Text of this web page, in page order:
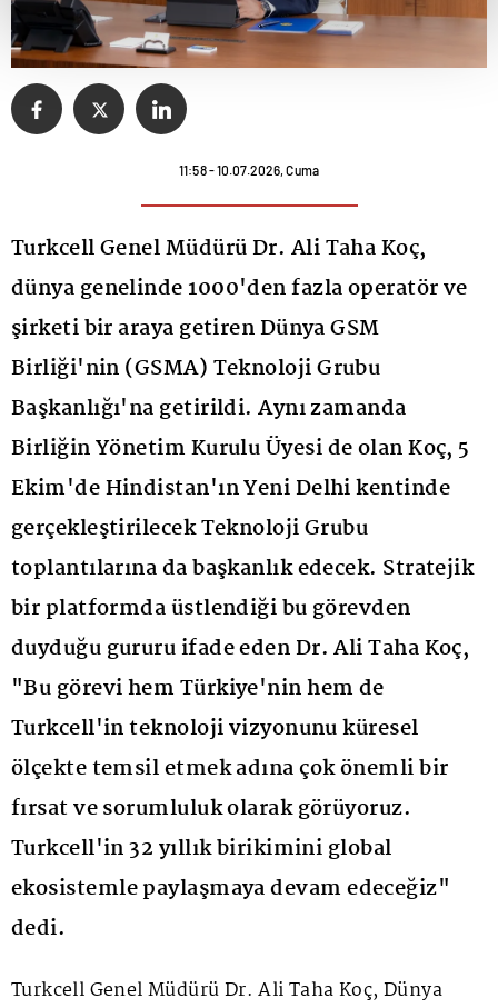
11:58 - 10.07.2026, Cuma
Turkcell Genel Müdürü Dr. Ali Taha Koç,
dünya genelinde 1000'den fazla operatör ve
şirketi bir araya getiren Dünya GSM
Birliği'nin (GSMA) Teknoloji Grubu
Başkanlığı'na getirildi. Aynı zamanda
Birliğin Yönetim Kurulu Üyesi de olan Koç, 5
Ekim'de Hindistan'ın Yeni Delhi kentinde
gerçekleştirilecek Teknoloji Grubu
toplantılarına da başkanlık edecek. Stratejik
bir platformda üstlendiği bu görevden
duyduğu gururu ifade eden Dr. Ali Taha Koç,
"Bu görevi hem Türkiye'nin hem de
Turkcell'in teknoloji vizyonunu küresel
ölçekte temsil etmek adına çok önemli bir
fırsat ve sorumluluk olarak görüyoruz.
Turkcell'in 32 yıllık birikimini global
ekosistemle paylaşmaya devam edeceğiz"
dedi.
Turkcell Genel Müdürü Dr. Ali Taha Koç, Dünya